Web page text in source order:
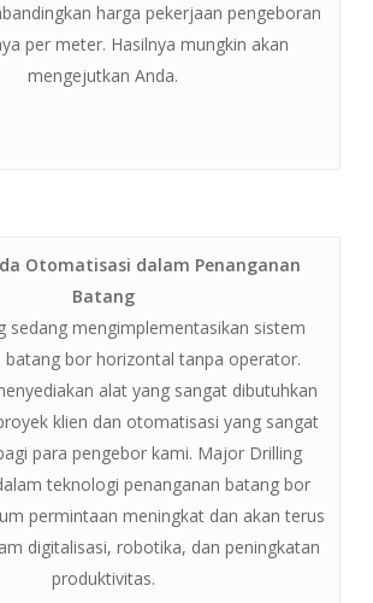
harga pekerjaan pengeboran
per meter. Hasilnya mungkin akan
mengejutkan Anda.
Otomatisasi dalam Penanganan
Batang
sedang mengimplementasikan sistem
batang bor horizontal tanpa operator.
alat yang sangat dibutuhkan
klien dan otomatisasi yang sangat
para pengebor kami. Major Drilling
teknologi penanganan batang bor
permintaan meningkat dan akan terus
digitalisasi, robotika, dan peningkatan
produktivitas.